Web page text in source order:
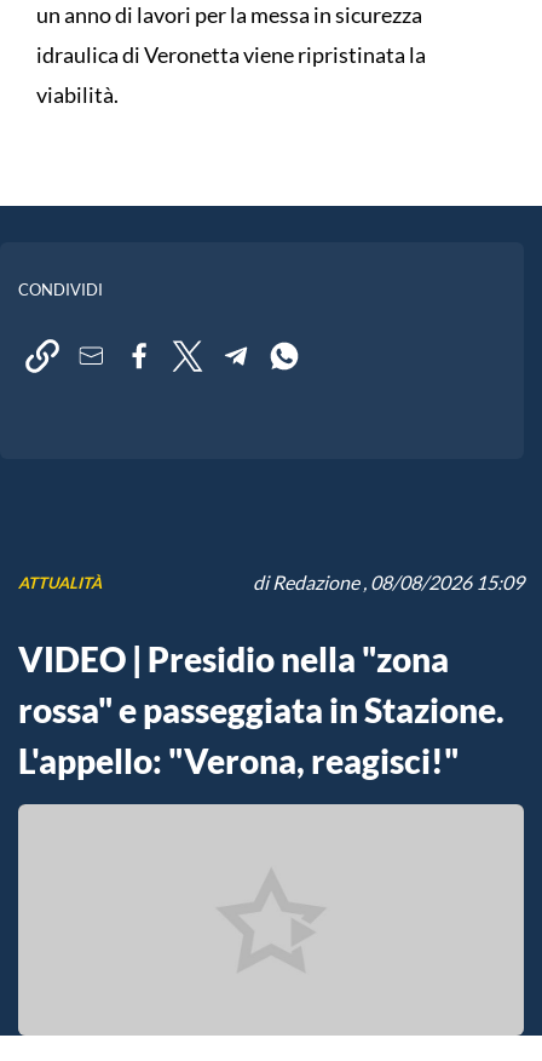
un anno di lavori per la messa in sicurezza
idraulica di Veronetta viene ripristinata la
viabilità.
CONDIVIDI
ATTUALITÀ diRedazione, 08/08/2026 15:09
VIDEO | Presidio nella "zona
rossa" e passeggiata in Stazione.
L'appello: "Verona, reagisci!"